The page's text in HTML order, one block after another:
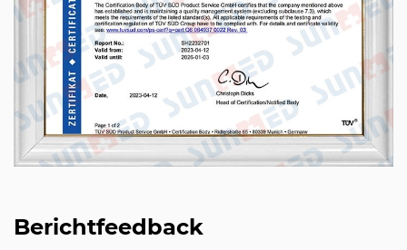
Berichtfeedback